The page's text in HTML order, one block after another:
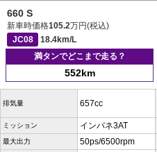
660 S
新車時価格105.2万円(税込)
JC08
18.4km/L
満タンでどこまで走る？
552km
排気量 657cc
ミッション インパネ3AT
最大出力 50ps/6500rpm